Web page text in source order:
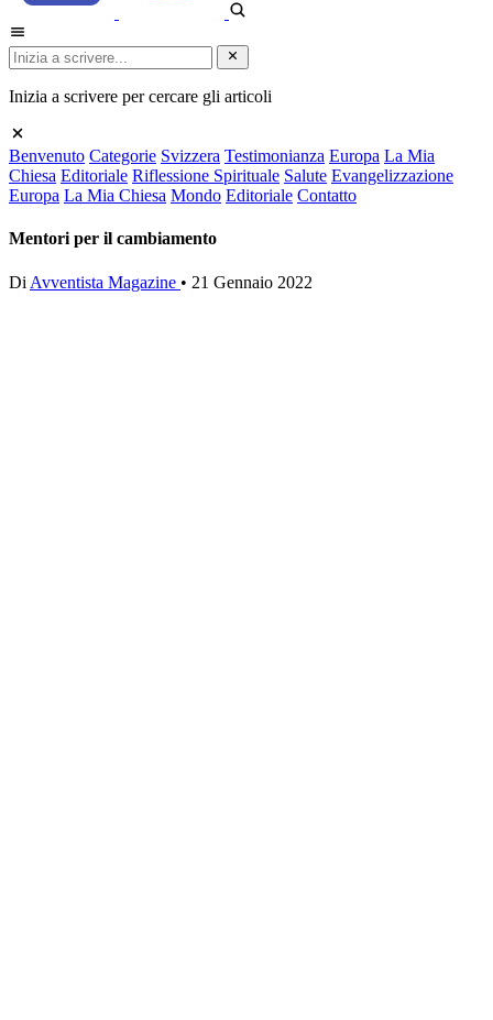
Inizia a scrivere per cercare gli articoli
Benvenuto Categorie Svizzera Testimonianza Europa La Mia
Chiesa Editoriale Riflessione Spirituale Salute Evangelizzazione
Europa La Mia Chiesa Mondo Editoriale Contatto
Mentori per il cambiamento
Di Avventista Magazine • 21 Gennaio 2022